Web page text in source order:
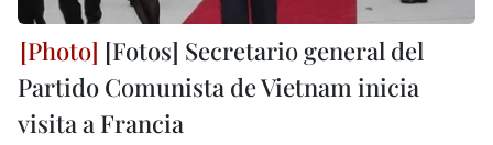
[Fotos] Secretario general del
Partido Comunista de Vietnam inicia
visita a Francia